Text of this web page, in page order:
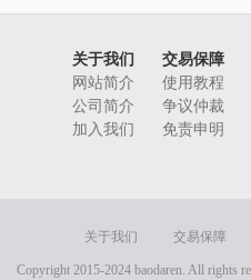
关于我们 交易保障
网站简介
使用教程
公司简介
争议仲裁
加入我们
免责申明
关于我们 交易保障
Copyright 2015-2024 baodaren. All rights